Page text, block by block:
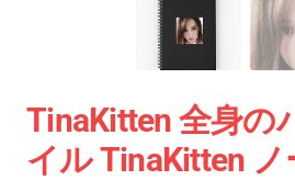
TinaKitten 全身の
イル TinaKitten